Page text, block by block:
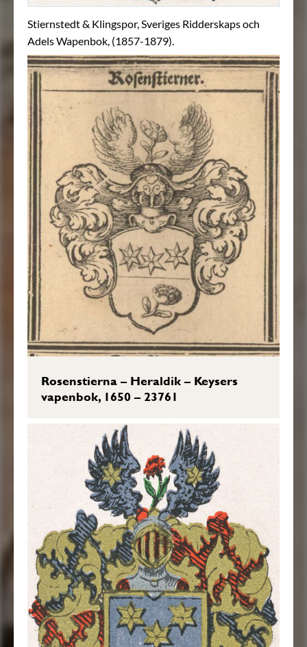
Stiernstedt & Klingspor, Sveriges Ridderskaps och
Adels Wapenbok, (1857-1879).
Rosenstierna – Heraldik – Keysers
vapenbok, 1650 – 23761